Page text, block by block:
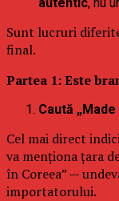
Sunt lucruri
final.
Partea 1: Este
Caută
Cel mai direct
va menționa țara
în Coreea” —
importatorului.